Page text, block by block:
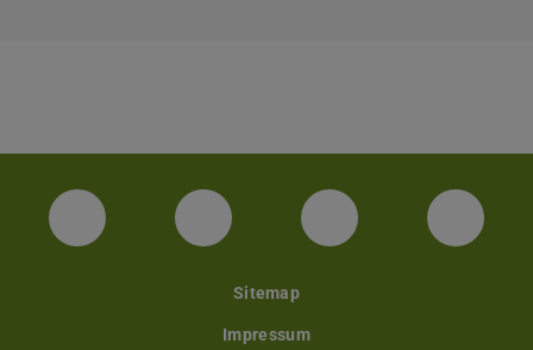
Facebook Unisport-Zentrum
Instagram Unisport-Zentrum
Youtube TU
Sitemap
Impressum